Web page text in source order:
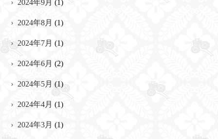
2024年9月 (1)
2024年8月 (1)
2024年7月 (1)
2024年6月 (2)
2024年5月 (1)
2024年4月 (1)
2024年3月 (1)